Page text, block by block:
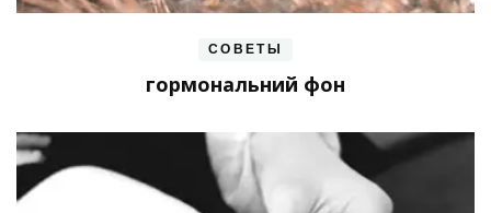
СОВЕТЫ
гормональний фон